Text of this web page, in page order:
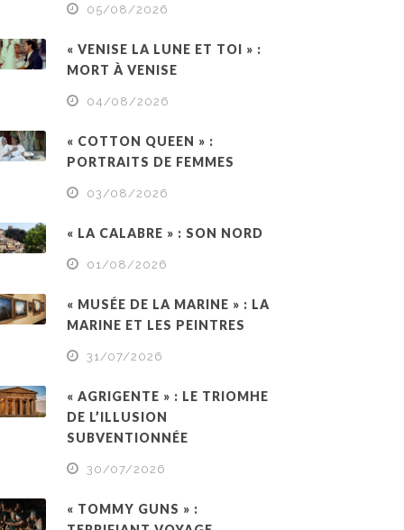
05/08/2026
« VENISE LA LUNE ET TOI » :
MORT À VENISE
04/08/2026
« COTTON QUEEN » :
PORTRAITS DE FEMMES
03/08/2026
« LA CALABRE » : SON NORD
01/08/2026
« MUSÉE DE LA MARINE » : LA
MARINE ET LES PEINTRES
31/07/2026
« AGRIGENTE » : LE TRIOMHE
DE L’ILLUSION
SUBVENTIONNÉE
30/07/2026
« TOMMY GUNS » :